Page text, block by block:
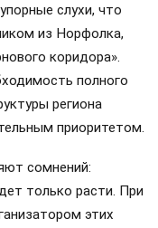
слухи, что
из Норфолка,
коридора».
полного
региона
приоритетом.
сомнений:
только расти. При
этих